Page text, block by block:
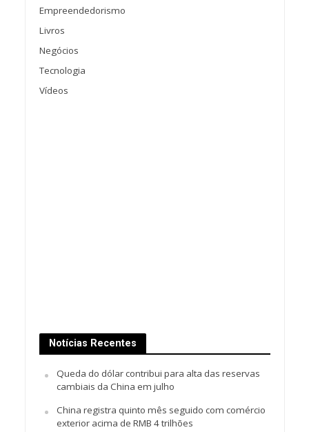
Empreendedorismo
Livros
Negócios
Tecnologia
Vídeos
Notícias Recentes
Queda do dólar contribui para alta das reservas
cambiais da China em julho
China registra quinto mês seguido com comércio
exterior acima de RMB 4 trilhões